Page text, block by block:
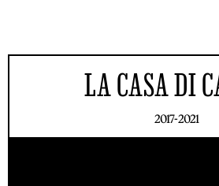
LA CASA DI
2017-2021